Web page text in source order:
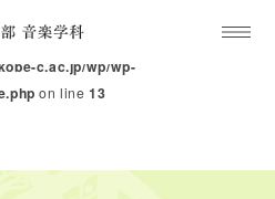
in
c.ac.jp/wp/wp-
on line13